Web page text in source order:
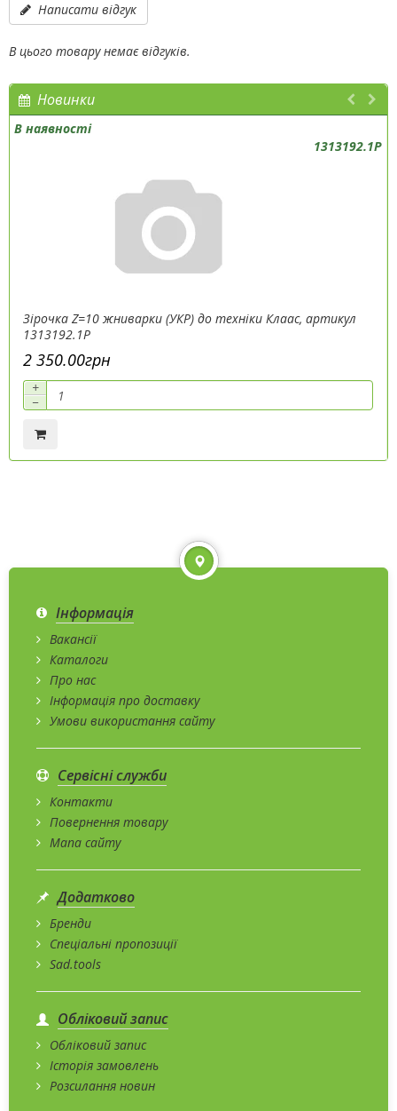
Написати відгук
В цього товару немає відгуків.
Новинки
В наявності
1313192.1P
Зірочка Z=10 жниварки (УКР) до техніки Клаас, артикул
1313192.1P
2 350.00грн
+
−
Інформація
Вакансії
Каталоги
Про нас
Інформація про доставку
Умови використання сайту
Сервісні служби
Контакти
Повернення товару
Мапа сайту
Додатково
Бренди
Спеціальні пропозиції
Sad.tools
Обліковий запис
Обліковий запис
Історія замовлень
Розсилання новин